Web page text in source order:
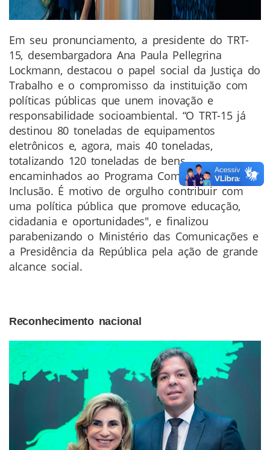
Em seu pronunciamento, a presidente do TRT-
15, desembargadora Ana Paula Pellegrina
Lockmann, destacou o papel social da Justiça do
Trabalho e o compromisso da instituição com
políticas públicas que unem inovação e
responsabilidade socioambiental. “O TRT-15 já
destinou 80 toneladas de equipamentos
eletrônicos e, agora, mais 40 toneladas,
totalizando 120 toneladas de bens
encaminhados ao Programa Computadores para
Inclusão. É motivo de orgulho contribuir com
uma política pública que promove educação,
cidadania e oportunidades", e finalizou
parabenizando o Ministério das Comunicações e
a Presidência da República pela ação de grande
alcance social.
Reconhecimento nacional